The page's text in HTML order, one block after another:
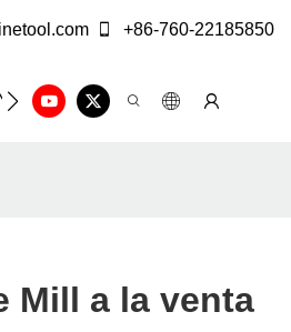
+86-760-22185850
SOLUCIÓN
Mill a la venta